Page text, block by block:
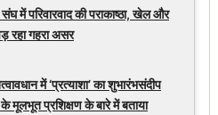
में परिवारवाद की पराकाष्ठा, खेल और
रहा गहरा असर
में ‘प्रत्याशा’ का शुभारंभसंदीप
प्रशिक्षण के बारे में बताया